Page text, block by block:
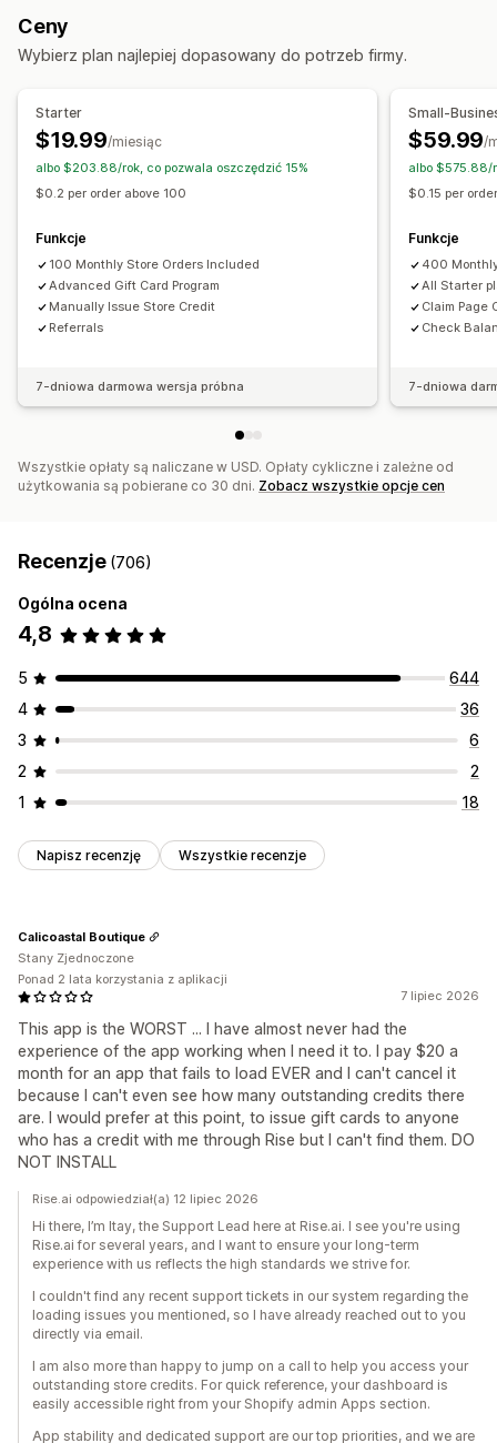
Dostosowanie
Niestandardowe kwoty
Niestandardowy design
Strona salda
Koniec ważności
Import karty prezentowej
Opcje dostawy
Zbiorcze wysyłanie
Zaplanowana dostawa SMS Osobista
Polecenia
Karty na pieczątki lub do dziurkowania
Portfele cyfrowe
Nagrody, które można zaoferować
Prezenty Karty prezentowe
Kredyt sklepowy
Wczesny dostęp
Dodatkowe korzyści dla członków
Znaczki
Niestandardowe nagrody
Ceny
Wybierz plan najlepiej dopasowany do potrzeb firmy.
Starter
$19.99/miesiąc
albo $203.88/rok, co pozwala oszczędzić 15%
$0.2 per order above 100
Funkcje
100 Monthly Store Orders Included
Advanced Gift Card Program
Manually Issue Store Credit
Referrals
7-dniowa darmowa wersja próbna
Small-
$59.99/
albo $575.88/
$0.15 per
Funkcje
400
All Starter
Claim Page
Check
7-dniowa
Wszystkie opłaty są naliczane w USD. Opłaty cykliczne i zależne od
użytkowania są pobierane co 30 dni. Zobacz wszystkie opcje cen
Recenzje (706)
Ogólna ocena
4,8
5
644
4
36
3
6
2
2
1
18
Napisz recenzję Wszystkie recenzje
7 lipiec 2026
This app is the WORST ... I have almost never had the
experience of the app working when I need it to. I pay $20 a
month for an app that fails to load EVER and I can't cancel it
because I can't even see how many outstanding credits there
are. I would prefer at this point, to issue gift cards to anyone
who has a credit with me through Rise but I can't find them. DO
NOT INSTALL
Calicoastal Boutique
Stany Zjednoczone
Ponad 2 lata korzystania z aplikacji
Rise.ai odpowiedział(a) 12 lipiec 2026
Hi there, I’m Itay, the Support Lead here at Rise.ai. I see you're using
Rise.ai for several years, and I want to ensure your long-term
experience with us reflects the high standards we strive for.
I couldn't find any recent support tickets in our system regarding the
loading issues you mentioned, so I have already reached out to you
directly via email.
I am also more than happy to jump on a call to help you access your
outstanding store credits. For quick reference, your dashboard is
easily accessible right from your Shopify admin Apps section.
App stability and dedicated support are our top priorities, and we are